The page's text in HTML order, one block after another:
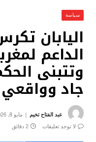
سياسة
اليابان
الداعم
وتتبنى
جاد وواقعي
عبد الفتاح تخيم مايو 8, 2026
لا توجد تعليقات
2 دقائق